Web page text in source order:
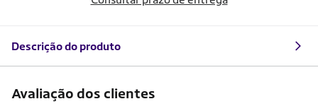
Descrição do produto
Avaliação dos clientes